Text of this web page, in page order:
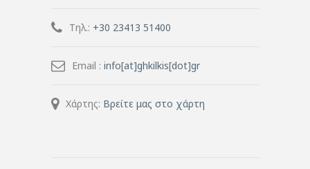
Τηλ.: +30 23413 51400
Email : info[at]ghkilkis[dot]gr
Χάρτης: Βρείτε μας στο χάρτη